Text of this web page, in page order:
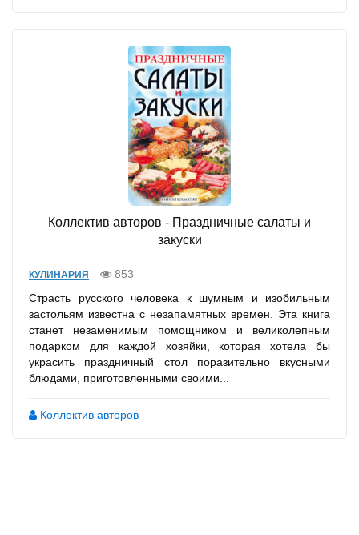
Коллектив авторов - Праздничные салаты и
закуски
КУЛИНАРИЯ
853
Страсть русского человека к шумным и изобильным
застольям известна с незапамятных времен. Эта книга
станет незаменимым помощником и великолепным
подарком для каждой хозяйки, которая хотела бы
украсить праздничный стол поразительно вкусными
блюдами, приготовленными своими...
Коллектив авторов